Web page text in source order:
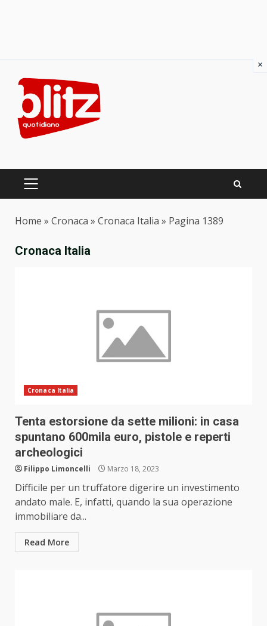
content
PRIMARY
Home » Cronaca » Cronaca Italia » Pagina 1389
Cronaca Italia
Cronaca Italia
Tenta estorsione da sette milioni: in casa
spuntano 600mila euro, pistole e reperti
archeologici
Filippo Limoncelli Marzo 18, 2023
Difficile per un truffatore digerire un investimento
andato male. E, infatti, quando la sua operazione
immobiliare da...
Read More
×